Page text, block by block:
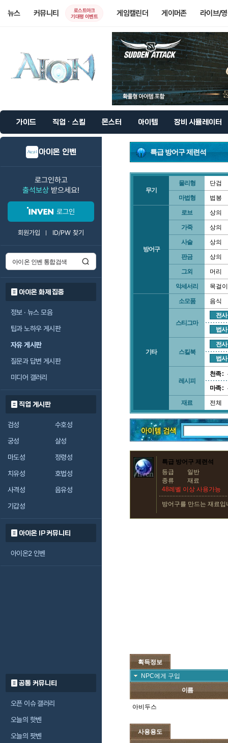
뉴스 커뮤니티
로스트아크
기대평 이벤트
게임캘린더 게이머존 라이브/
가이드 직업 · 스킬 몬스터 아이템 장비 시뮬레이터
아이온 인벤
로그인하고
출석보상 받으세요!
로그인
회원가입 ID/PW 찾기
아이온 화제 집중
정보 · 뉴스 모음
팁과 노하우 게시판
자유 게시판
질문과 답변 게시판
미디어 갤러리
직업 게시판
검성
수호성
궁성
살성
마도성
정령성
치유성
호법성
사격성
음유성
기갑성
아이온 IP 커뮤니티
아이온2 인벤
공통 커뮤니티
오픈 이슈 갤러리
오늘의 핫벤
오늘의 팟벤
특급 방어구 제련석
무기
물리형 단검
마법형 법봉
방어구
로브 상의
가죽 상의
사슬 상의
판금 상의
그외 머리
악세서리 목걸이
기타
소모품 음식
스티그마
전사
법사
스킬북
전사
법사
레시피
천족 :
마족 :
재료 전체
특급 방어구 제련석
등급
일반
종류
재료
48레벨 이상 사용가능
방어구를 만드는 재료입
획득정보
NPC에게 구입
이름
아비두스
사용용도